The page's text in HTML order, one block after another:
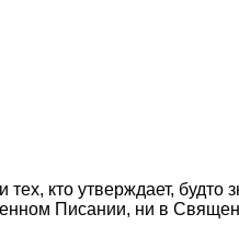
кто утверждает, будто
Писании, ни в